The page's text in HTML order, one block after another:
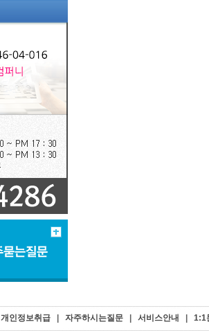
개인정보취급 자주하시는질문 서비스안내 1:1